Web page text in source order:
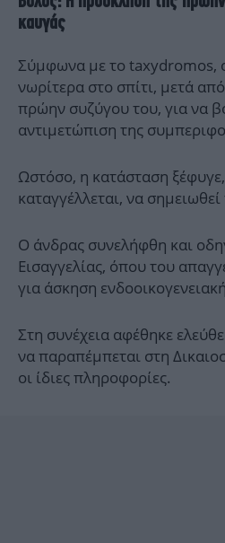
καυγάς
Σύμφωνα με το taxydromos,
νωρίτερα στο σπίτι, μετά
πρώην συζύγου του, για να
αντιμετώπιση της
Ωστόσο, η κατάσταση
καταγγέλλεται, να
Ο άνδρας συνελήφθη και
Εισαγγελίας, όπου του
για άσκηση
Στη συνέχεια αφέθηκε
να παραπέμπεται στη
οι ίδιες πληροφορίες.